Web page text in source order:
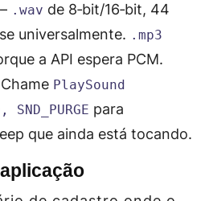
– .wav de 8‑bit/16‑bit, 44
universalmente. .mp3
a API espera PCM.
PlaySound
para
que ainda está tocando.